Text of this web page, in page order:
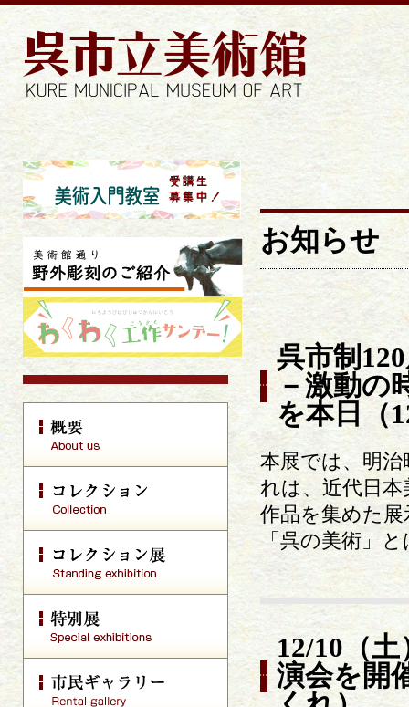
お知らせ | 近
お知らせ
呉市制
－激動の
を本日（
本展では、明
れは、近代日
作品を集めた
「呉の美術」
12/10（
演会を開